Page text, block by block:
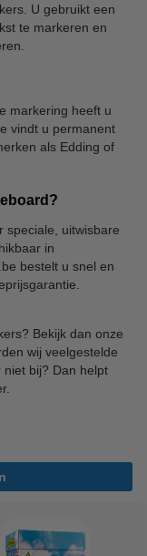
U gebruikt een
te markeren en
markering heeft u
vindt u permanent
als Edding of
speciale, uitwisbare
in
bestelt u snel en
Bekijk dan onze
wij veelgestelde
bij? Dan helpt